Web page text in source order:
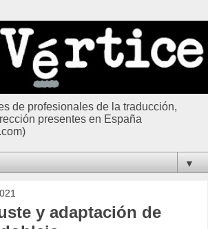
de profesionales de la traducción,
presentes en España
▼
y adaptación de